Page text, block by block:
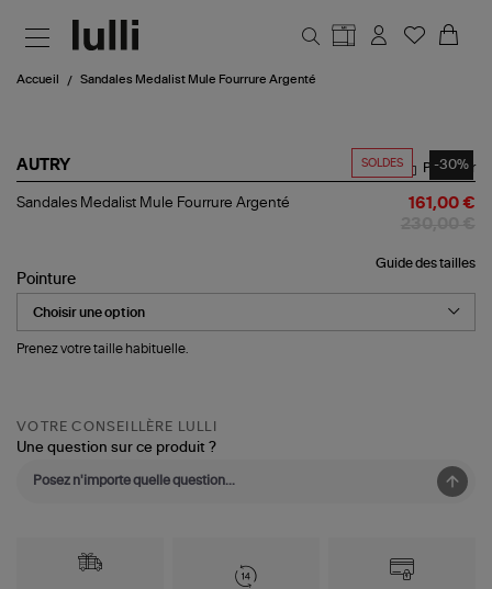
Accueil Sandales Medalist Mule Fourrure Argenté
SOLDES -30%
AUTRY
Sandales
Argenté
Partager
Sandales Medalist Mule Fourrure Argenté 161,00 €
Guide des tailles
Pointure
Prenez votre taille habituelle.
VOTRE CONSEILLÈRE LULLI
Une question sur ce produit ?